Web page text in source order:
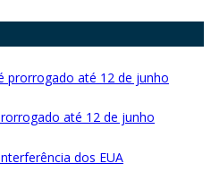
até 12 de junho